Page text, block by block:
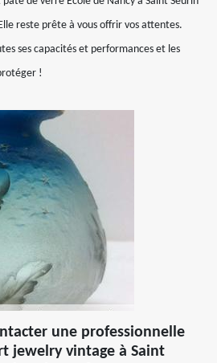
reste prête à vous offrir vos attentes.
ses capacités et performances et les
!
une professionnelle
jewelry vintage à Saint